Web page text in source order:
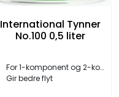
International Tynner
No.100 0,5 liter
For 1-komponent og 2-komponent
Gir bedre flyt